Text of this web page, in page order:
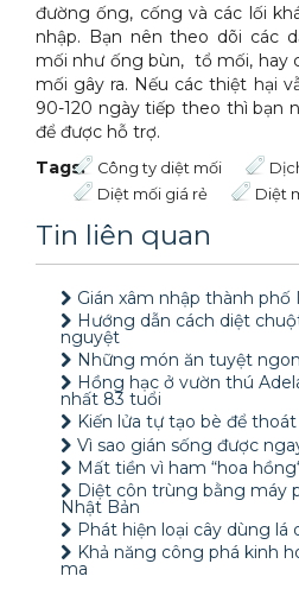
đường ống, cống và các lối
nhập. Bạn nên theo dõi các
mối như ống bùn, tổ mối, hay
mối gây ra. Nếu các thiệt hại
90-120 ngày tiếp theo thì bạn
để được hỗ trợ.
Tags: Công ty diệt mối
Diệt mối giá rẻ
Diệt
Tin liên quan
Gián xâm nhập thành phố
Hướng dẫn cách diệt
nguyệt
Những món ăn tuyệt
Hồng hạc ở vườn thú
nhất 83 tuổi
Kiến lửa tự tạo bè để
Vì sao gián sống được
Mất tiền vì ham “hoa
Diệt côn trùng bằng máy
Nhật Bản
Phát hiện loại cây dùng lá
Khả năng công phá kinh
ma